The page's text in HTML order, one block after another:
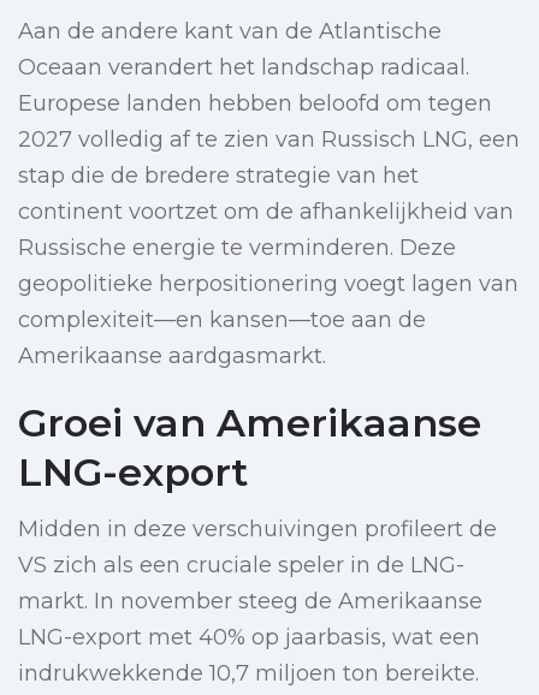
Aan de andere kant van de Atlantische
Oceaan verandert het landschap radicaal.
Europese landen hebben beloofd om tegen
2027 volledig af te zien van Russisch LNG, een
stap die de bredere strategie van het
continent voortzet om de afhankelijkheid van
Russische energie te verminderen. Deze
geopolitieke herpositionering voegt lagen van
complexiteit—en kansen—toe aan de
Amerikaanse aardgasmarkt.
Groei van Amerikaanse
LNG-export
Midden in deze verschuivingen profileert de
VS zich als een cruciale speler in de LNG-
markt. In november steeg de Amerikaanse
LNG-export met 40% op jaarbasis, wat een
indrukwekkende 10,7 miljoen ton bereikte.